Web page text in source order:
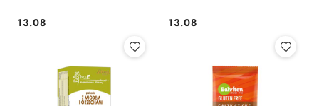
Cena:
13.08 Cena:
13.08